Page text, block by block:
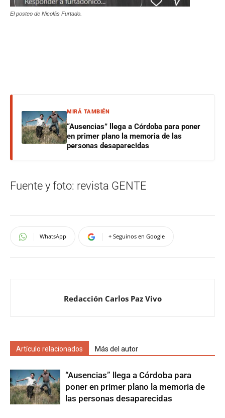
El posteo de Nicolás Furtado.
MIRÁ TAMBIÉN
“Ausencias” llega a Córdoba para poner
en primer plano la memoria de las
personas desaparecidas
Fuente y foto: revista GENTE
WhatsApp + Seguinos en Google
Redacción Carlos Paz Vivo
Artículo relacionados Más del autor
“Ausencias” llega a Córdoba para
poner en primer plano la memoria de
las personas desaparecidas